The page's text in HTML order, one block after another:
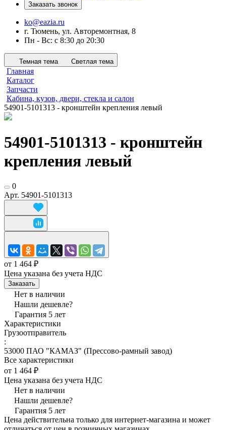
Заказать звонок
ko@eazia.ru
г. Тюмень, ул. Авторемонтная, 8
Пн - Вс: с 8:30 до 20:30
Темная тема Светлая тема
Главная
Каталог
Запчасти
Кабина, кузов, двери, стекла и салон
54901-5101313 - кронштейн крепления левый
54901-5101313 - кронштейн
крепления левый
0
Арт. 54901-5101313
от 1 464 ₽
Цена указана без учета НДС
Заказать
Нет в наличии
Нашли дешевле?
Гарантия 5 лет
Характеристики
Грузоотправитель
:
53000 ПАО "КАМАЗ" (Прессово-рамный завод)
Все характеристики
от 1 464 ₽
Цена указана без учета НДС
Нет в наличии
Нашли дешевле?
Гарантия 5 лет
Цена действительна только для интернет-магазина и может